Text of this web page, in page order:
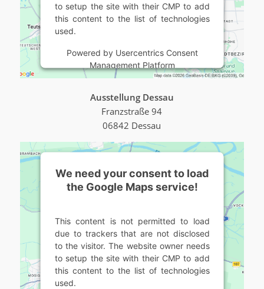
to setup the site with their CMP to add
this content to the list of technologies
used.
Powered by Usercentrics Consent
Management Platform
Ausstellung Dessau
Franzstraße 94
06842 Dessau
We need your consent to load
the Google Maps service!
This content is not permitted to load
due to trackers that are not disclosed
to the visitor. The website owner needs
to setup the site with their CMP to add
this content to the list of technologies
used.